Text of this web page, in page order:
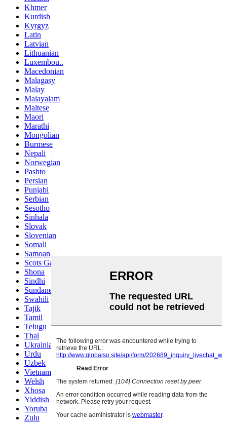
Khmer
Kurdish
Kyrgyz
Latin
Latvian
Lithuanian
Luxembou..
Macedonian
Malagasy
Malay
Malayalam
Maltese
Maori
Marathi
Mongolian
Burmese
Nepali
Norwegian
Pashto
Persian
Punjabi
Serbian
Sesotho
Sinhala
Slovak
Slovenian
Somali
Samoan
Scots Gaelic
Shona
Sindhi
Sundanese
Swahili
Tajik
Tamil
Telugu
Thai
Ukrainian
Urdu
Uzbek
Vietnamese
Welsh
Xhosa
Yiddish
Yoruba
Zulu